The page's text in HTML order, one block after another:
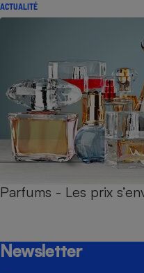
ACTUALITÉ
Parfums - Les prix
Newsletter